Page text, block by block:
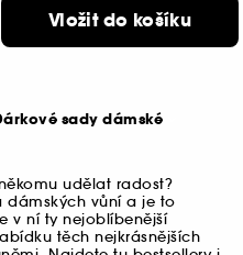
Vložit do košíku
sady dámské
udělat radost?
dámských vůní a je to
v ní ty nejoblíbenější
těch nejkrásnějších